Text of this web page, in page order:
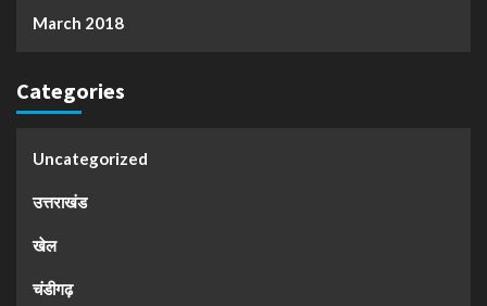
March 2018
Categories
Uncategorized
उत्तराखंड
खेल
चंडीगढ़